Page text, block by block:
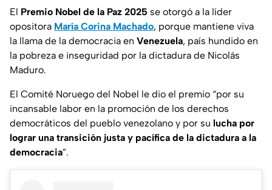
El Premio Nobel de la Paz 2025 se otorgó a la líder
opositora María Corina Machado, porque mantiene viva
la llama de la democracia en Venezuela, país hundido en
la pobreza e inseguridad por la dictadura de Nicolás
Maduro.
El Comité Noruego del Nobel le dio el premio “por su
incansable labor en la promoción de los derechos
democráticos del pueblo venezolano y por su lucha por
lograr una transición justa y pacífica de la dictadura a la
democracia”.